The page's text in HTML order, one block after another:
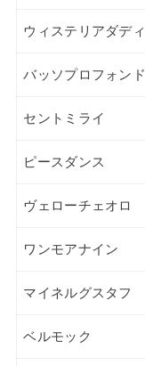
ウィステリアダディ
バッソプロフォンド
セントミライ
ピースダンス
ヴェローチェオロ
ワンモアナイン
マイネルグスタフ
ベルモック